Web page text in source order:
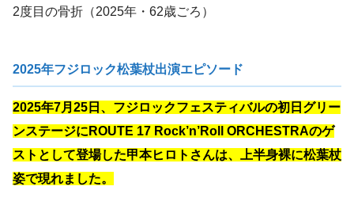
2度目の骨折（2025年・62歳ごろ）
2025年フジロック松葉杖出演エピソード
2025年7月25日、フジロックフェスティバルの初日グリー
ンステージにROUTE 17 Rock’n’Roll ORCHESTRAのゲ
ストとして登場した甲本ヒロトさんは、上半身裸に松葉杖
姿で現れました。